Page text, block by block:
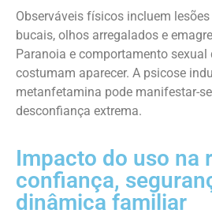
Observáveis físicos incluem
bucais, olhos arregalados e
Paranoia e comportamento sexual
costumam aparecer. A psicose
metanfetamina pode manifestar-
desconfiança extrema.
Impacto do uso na
confiança,
dinâmica familiar